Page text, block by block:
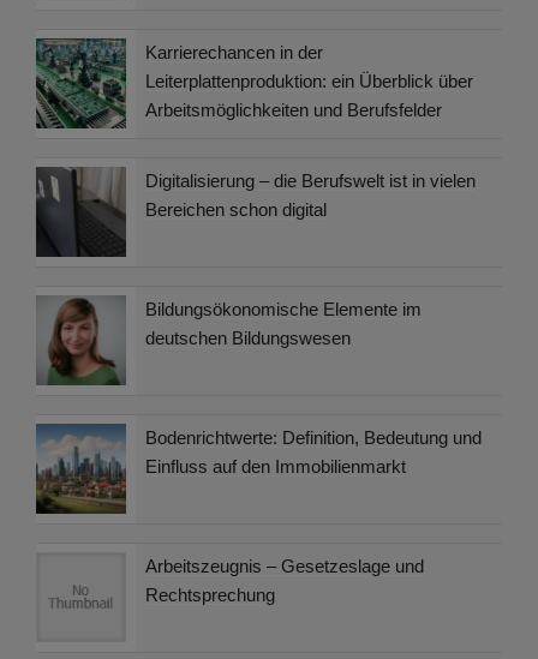
Karrierechancen in der
Leiterplattenproduktion: ein Überblick über
Arbeitsmöglichkeiten und Berufsfelder
Digitalisierung – die Berufswelt ist in vielen
Bereichen schon digital
Bildungsökonomische Elemente im
deutschen Bildungswesen
Bodenrichtwerte: Definition, Bedeutung und
Einfluss auf den Immobilienmarkt
Arbeitszeugnis – Gesetzeslage und
Rechtsprechung